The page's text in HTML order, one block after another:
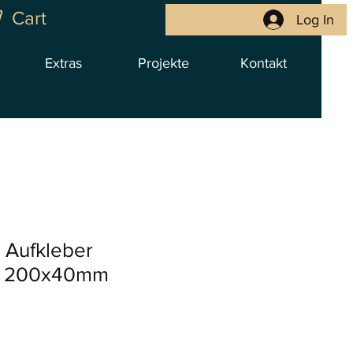
Log In
Extras Projekte Kontakt
Cart
Aufkleber